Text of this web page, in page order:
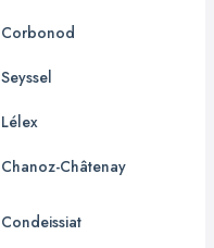
Corbonod
Seyssel
Lélex
Chanoz-Châtenay
Condeissiat